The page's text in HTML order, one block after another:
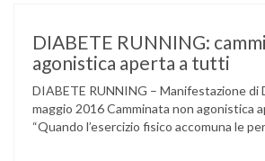
gruppo musicale GROOVY LEMONS di
MILANESE. L’ Associazione …
DIABETE RUNNING:
agonistica aperta a tutti
DIABETE RUNNING – Manifestazione di
maggio 2016 Camminata non agonistica
“Quando l’esercizio fisico accomuna le